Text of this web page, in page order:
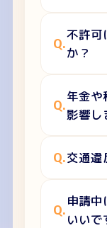
Q.
不許可
か？
Q.
年金
影響し
Q.交通違
Q.
申請
いいで